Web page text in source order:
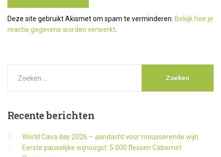
Deze site gebruikt Akismet om spam te verminderen. Bekijk hoe je
reactie gegevens worden verwerkt
Recenteberichten
World Cava day 2026 – aandacht voor mousserende wijn
Eerste pauselijke wijnoogst: 5.000 flessen Cabernet